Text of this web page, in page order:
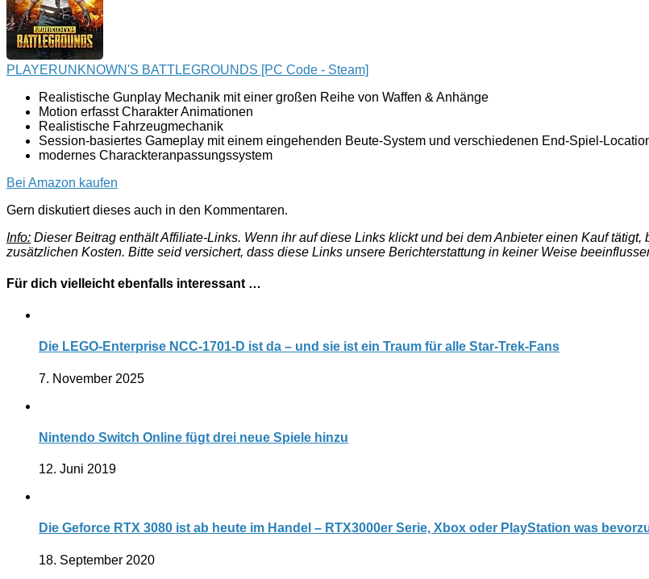
PLAYERUNKNOWN'S BATTLEGROUNDS [PC Code - Steam]
Realistische Gunplay Mechanik mit einer großen Reihe von Waffen & Anhänge
Motion erfasst Charakter Animationen
Realistische Fahrzeugmechanik
Session-basiertes Gameplay mit einem eingehenden Beute-System und verschiedenen End-Spiel-
modernes Charackteranpassungssystem
Bei Amazon kaufen
Gern diskutiert dieses auch in den Kommentaren.
Info: Dieser Beitrag enthält Affiliate-Links. Wenn ihr auf diese Links klickt und bei dem Anbieter einen Kauf
zusätzlichen Kosten. Bitte seid versichert, dass diese Links unsere Berichterstattung in keiner Weise
Für dich vielleicht ebenfalls interessant …
Die LEGO-Enterprise NCC-1701-D ist da – und sie ist ein Traum für alle Star-Trek-Fans
7. November 2025
Nintendo Switch Online fügt drei neue Spiele hinzu
12. Juni 2019
Die Geforce RTX 3080 ist ab heute im Handel – RTX3000er Serie, Xbox oder PlayStation was
18. September 2020